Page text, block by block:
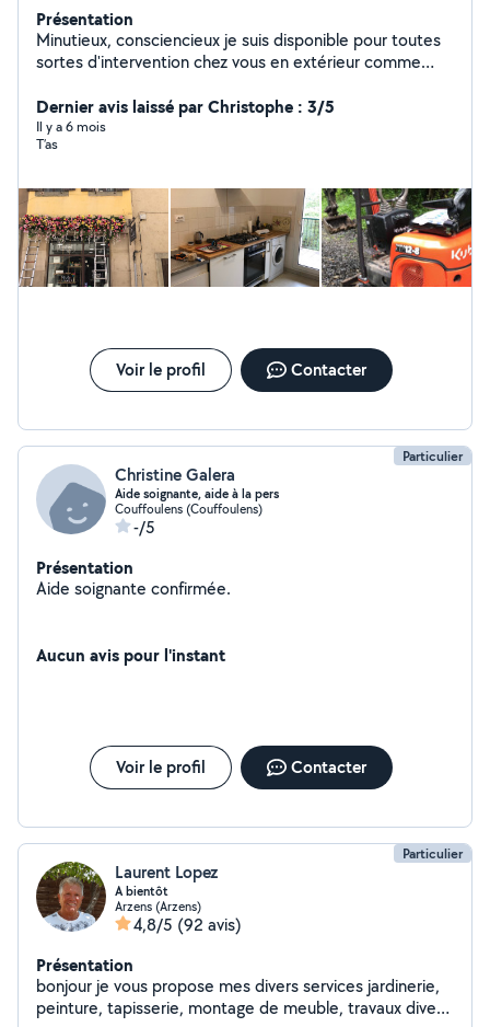
Présentation
Minutieux, consciencieux je suis disponible pour toutes
sortes d'intervention chez vous en extérieur comme
d'appartements Airbnb - Petits travaux, montage de
meuble , vide maison débarras, entretien des espaces
verts, etc - Aménagement intérieurs etc.
Dernier avis laissé par Christophe : 3/5
Il y a 6 mois
T’as
Voir le profil Contacter
Particulier
Christine Galera
Aide soignante, aide à la pers
Couffoulens (Couffoulens)
-/5
Présentation
Aide soignante confirmée.
Aucun avis pour l'instant
Voir le profil Contacter
Particulier
Laurent Lopez
A bientôt
Arzens (Arzens)
4,8/5 (92 avis)
Présentation
bonjour je vous propose mes divers services jardinerie,
peinture, tapisserie, montage de meuble, travaux divers